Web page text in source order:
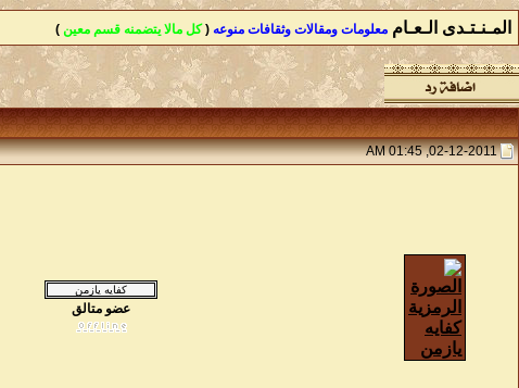
المـنـتـدى الـعـام معلومات ومقالات وثقافات منوعه (كل مالا يتضمنه قسم معين )
02-12-2011, 01:45 AM
عضو متالق